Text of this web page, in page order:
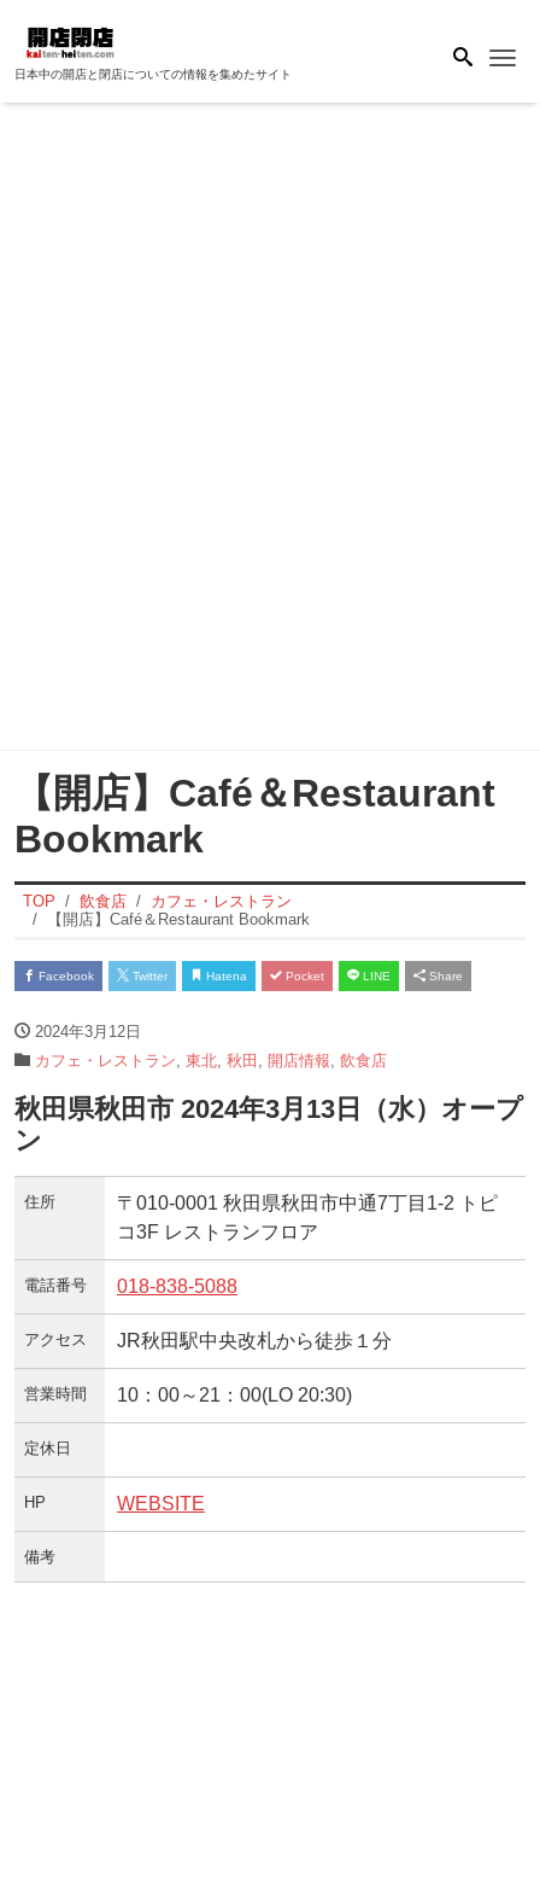
日本中の開店と閉店についての情報を集めたサイト
【開店】Café＆Restaurant
Bookmark
TOP 飲食店
カフェ・レストラン
【開店】Café＆Restaurant Bookmark
Facebook Twitter Hatena Pocket LINE Share
2024年3月12日
カフェ・レストラン 東北 秋田 開店情報 飲食店
秋田県秋田市 2024年3月13日（水）オープ
ン
住所
〒010-0001 秋田県秋田市中通7丁目1-2 トピ
コ3F レストランフロア
電話番号 018-838-5088
アクセス JR秋田駅中央改札から徒歩１分
営業時間 10：00～21：00(LO 20:30)
定休日
HP WEBSITE
備考